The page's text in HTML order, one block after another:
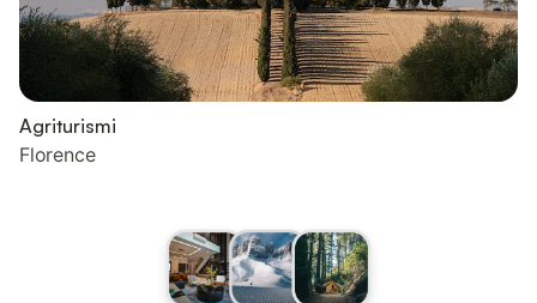
Agriturismi
Florence